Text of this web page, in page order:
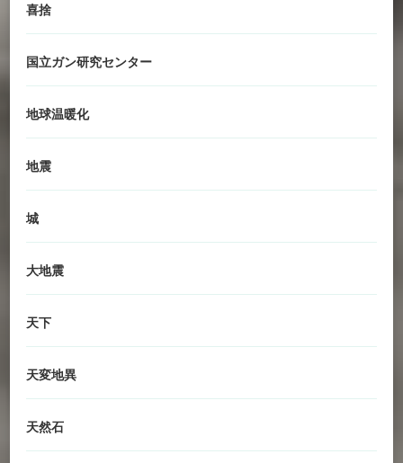
喜捨
国立ガン研究センター
地球温暖化
地震
城
大地震
天下
天変地異
天然石